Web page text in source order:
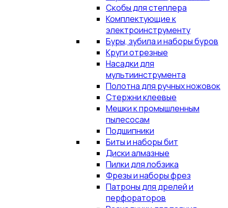
Скобы для степлера
Комплектующие к
электроинструменту
Буры, зубила и наборы буров
Круги отрезные
Насадки для
мультиинструмента
Полотна для ручных ножовок
Стержни клеевые
Мешки к промышленным
пылесосам
Подшипники
Биты и наборы бит
Диски алмазные
Пилки для лобзика
Фрезы и наборы фрез
Патроны для дрелей и
перфораторов